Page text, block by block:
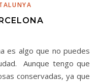
Aunque tengo que
conservadas, ya que